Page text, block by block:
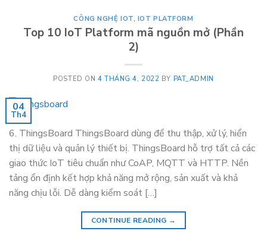
CÔNG NGHỆ IOT, IOT PLATFORM
Top 10 IoT Platform mã nguồn mở (Phần
2)
POSTED ON 4 THÁNG 4, 2022 BY PAT_ADMIN
04
Th4
6. ThingsBoard ThingsBoard dùng để thu thập, xử lý, hiển
thị dữ liệu và quản lý thiết bị. ThingsBoard hỗ trợ tất cả các
giao thức IoT tiêu chuẩn như CoAP, MQTT và HTTP. Nền
tảng ổn định kết hợp khả năng mở rộng, sản xuất và khả
năng chịu lỗi. Dễ dàng kiểm soát […]
CONTINUE READING →